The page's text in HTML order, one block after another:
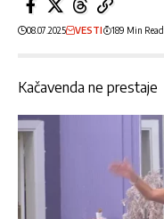
08.07.2025 VESTI 189 Min Read
Kačavenda ne prestaje